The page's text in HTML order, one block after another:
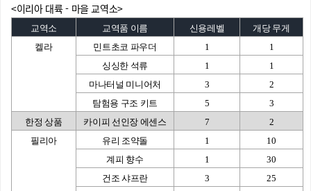
<이리아 대륙 - 마을 교역소>
교역소 교역품 이름 신용레벨
개당 무게
켈라
민트초코 파우더 1
1
싱싱한 석류
1
1
마나터널 미니어처
3
2
탐험용 구조 키트
5
3
한정 상품
카이피 선인장 에센스 7
2
필리아
유리 조약돌 1
10
계피 향수
1
30
건조 샤프란
3
25